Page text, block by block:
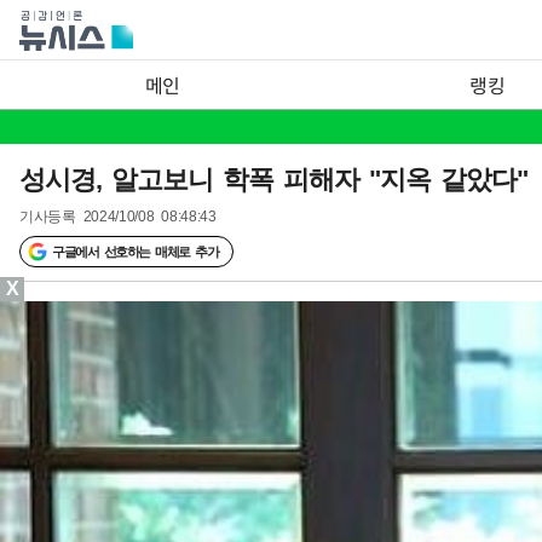
메인 랭킹
성시경, 알고보니 학폭 피해자 "지옥 같았다"
기사등록 2024/10/08 08:48:43
구글에서 선호하는 매체로 추가
X